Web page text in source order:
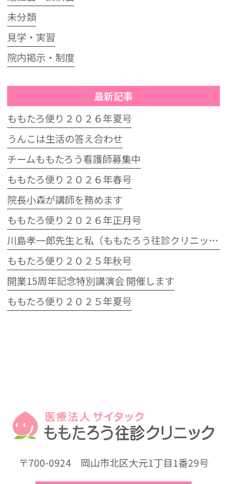
未分類
見学・実習
院内掲示・制度
最新記事
ももたろ便り２０２６年夏号
うんこは生活の答え合わせ
チームももたろう看護師募集中
ももたろ便り２０２６年春号
院長小森が講師を務めます
ももたろ便り２０２６年正月号
川島孝一郎先生と私（ももたろう往診クリニック開院15周年記念特別講演会）
ももたろ便り２０２５年秋号
開業15周年記念特別講演会 開催します
ももたろ便り２０２５年夏号
〒700-0924岡山市北区大元1丁目1番29号